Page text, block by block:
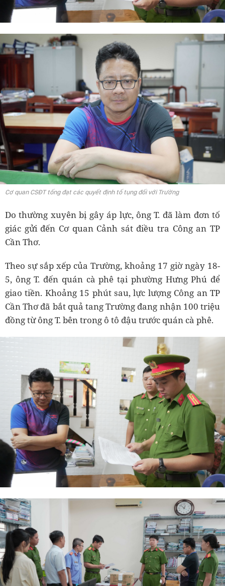
Cơ quan CSĐT tống đạt các quyết định tố tụng đối với Trường
Do thường xuyên bị gây áp lực, ông T. đã làm đơn tố
giác gửi đến Cơ quan Cảnh sát điều tra Công an TP
Cần Thơ.
Theo sự sắp xếp của Trường, khoảng 17 giờ ngày 18-
5, ông T. đến quán cà phê tại phường Hưng Phú để
giao tiền. Khoảng 15 phút sau, lực lượng Công an TP
Cần Thơ đã bắt quả tang Trường đang nhận 100 triệu
đồng từ ông T. bên trong ô tô đậu trước quán cà phê.